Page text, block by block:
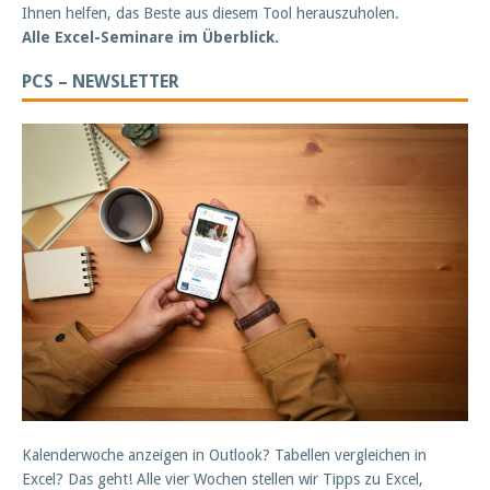
Ihnen helfen, das Beste aus diesem Tool herauszuholen.
Alle Excel-Seminare im Überblick.
PCS – NEWSLETTER
Kalenderwoche anzeigen in Outlook? Tabellen vergleichen in
Excel? Das geht! Alle vier Wochen stellen wir Tipps zu Excel,